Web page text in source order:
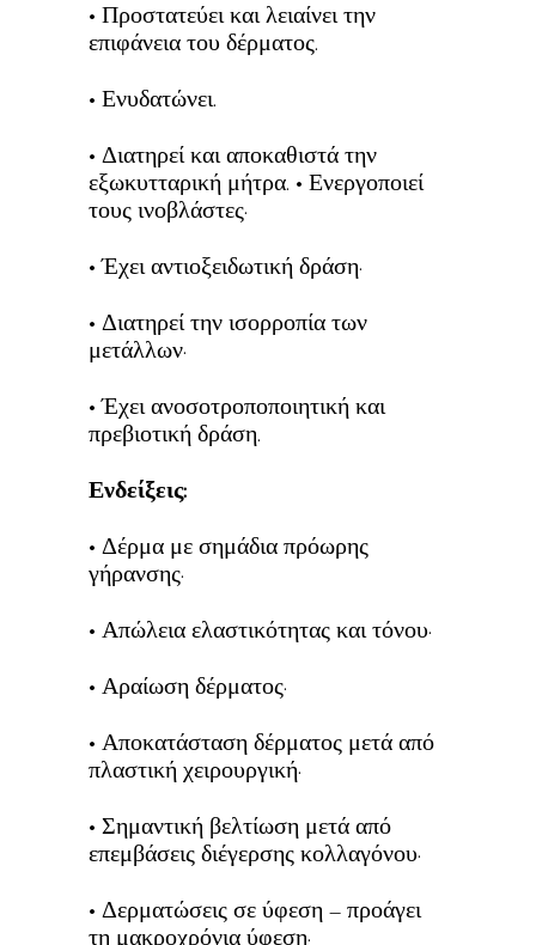
• Προστατεύει και λειαίνει την
επιφάνεια του δέρματος.
• Ενυδατώνει.
• Διατηρεί και αποκαθιστά την
εξωκυτταρική μήτρα. • Ενεργοποιεί
τους ινοβλάστες·
• Έχει αντιοξειδωτική δράση·
• Διατηρεί την ισορροπία των
μετάλλων·
• Έχει ανοσοτροποποιητική και
πρεβιοτική δράση.
Ενδείξεις:
• Δέρμα με σημάδια πρόωρης
γήρανσης·
• Απώλεια ελαστικότητας και τόνου·
• Αραίωση δέρματος·
• Αποκατάσταση δέρματος μετά από
πλαστική χειρουργική·
• Σημαντική βελτίωση μετά από
επεμβάσεις διέγερσης κολλαγόνου·
• Δερματώσεις σε ύφεση – προάγει
τη μακροχρόνια ύφεση·